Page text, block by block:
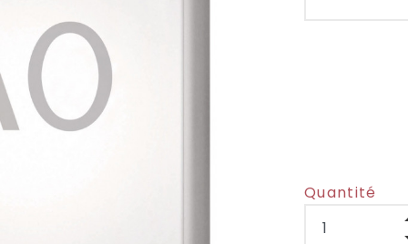
Quantité